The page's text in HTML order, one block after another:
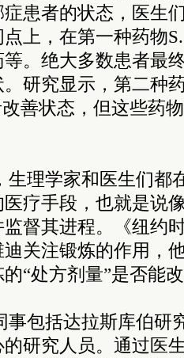
患者的状态，医生
上，在第一种药物
。绝大多数患者最
研究显示，第二种
善状态，但这些药
生理学家和医生们都
疗手段，也就是说
督其进程。《纽约
关注锻炼的作用，
“处方剂量”是否能
事包括达拉斯库伯研
研究人员。通过医